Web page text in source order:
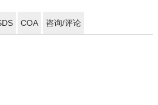
COA 咨询/评论